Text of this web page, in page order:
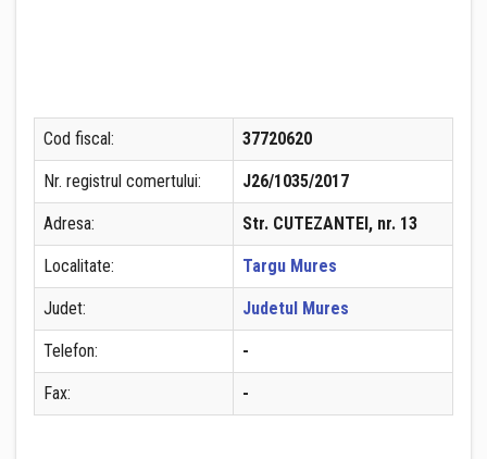
Cod fiscal: 37720620
Nr. registrul comertului: J26/1035/2017
Adresa: Str. CUTEZANTEI, nr. 13
Localitate: Targu Mures
Judet: Judetul Mures
Telefon: -
Fax: -